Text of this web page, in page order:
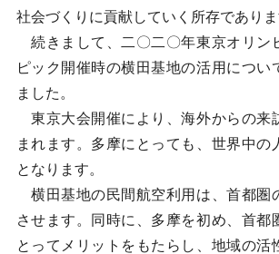
社会づくりに貢献していく所存でありま
続きまして、二〇二〇年東京オリン
ピック開催時の横田基地の活用につい
ました。
東京大会開催により、海外からの来
まれます。多摩にとっても、世界中の
となります。
横田基地の民間航空利用は、首都圏
させます。同時に、多摩を初め、首都
とってメリットをもたらし、地域の活